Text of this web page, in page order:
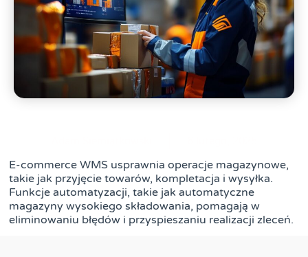
E-commerce WMS usprawnia operacje magazynowe,
takie jak przyjęcie towarów, kompletacja i wysyłka.
Funkcje automatyzacji, takie jak automatyczne
magazyny wysokiego składowania, pomagają w
eliminowaniu błędów i przyspieszaniu realizacji zleceń.